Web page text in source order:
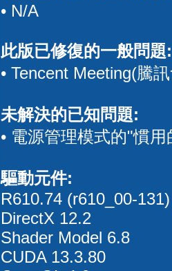
• N/A
此版已修復的一般問題:
• Tencent Meeting(騰
未解決的已知問題:
• 電源管理模式的"慣
驅動元件:
R610.74 (r610_00-
DirectX 12.2
Shader Model 6.8
CUDA 13.3.80